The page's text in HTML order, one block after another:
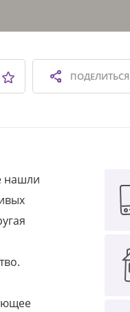
ПОДЕЛИТЬСЯ
нашли